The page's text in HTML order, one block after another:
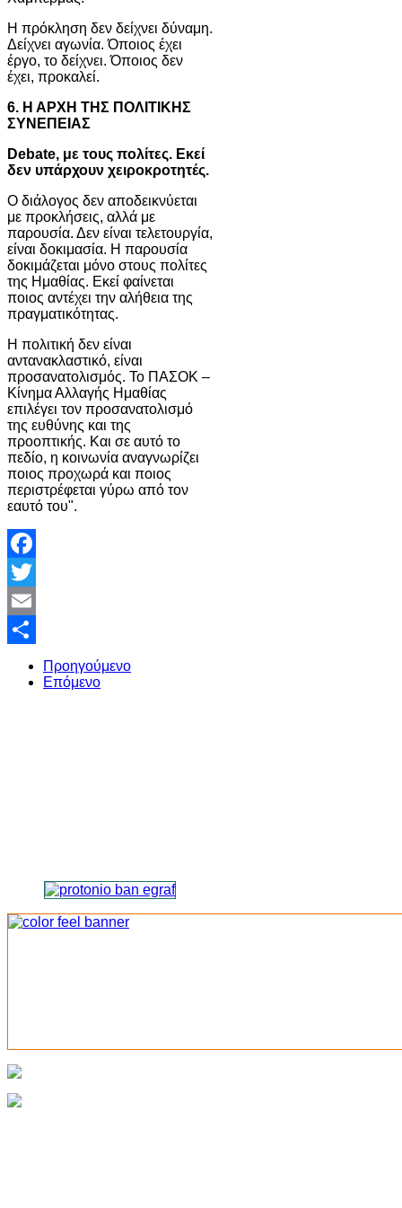
Η πρόκληση δεν δείχνει δύναμη.
Δείχνει αγωνία. Όποιος έχει
έργο, το δείχνει. Όποιος δεν
έχει, προκαλεί.
6. Η ΑΡΧΗ ΤΗΣ ΠΟΛΙΤΙΚΗΣ
ΣΥΝΕΠΕΙΑΣ
Debate, με τους πολίτες. Εκεί
δεν υπάρχουν χειροκροτητές.
Ο διάλογος δεν αποδεικνύεται
με προκλήσεις, αλλά με
παρουσία. Δεν είναι τελετουργία,
είναι δοκιμασία. Η παρουσία
δοκιμάζεται μόνο στους πολίτες
της Ημαθίας. Εκεί φαίνεται
ποιος αντέχει την αλήθεια της
πραγματικότητας.
Η πολιτική δεν είναι
αντανακλαστικό, είναι
προσανατολισμός. Το ΠΑΣΟΚ –
Κίνημα Αλλαγής Ημαθίας
επιλέγει τον προσανατολισμό
της ευθύνης και της
προοπτικής. Και σε αυτό το
πεδίο, η κοινωνία αναγνωρίζει
ποιος προχωρά και ποιος
περιστρέφεται γύρω από τον
εαυτό του".
Facebook
Twitter
Email
Share
Προηγούμενο
Επόμενο